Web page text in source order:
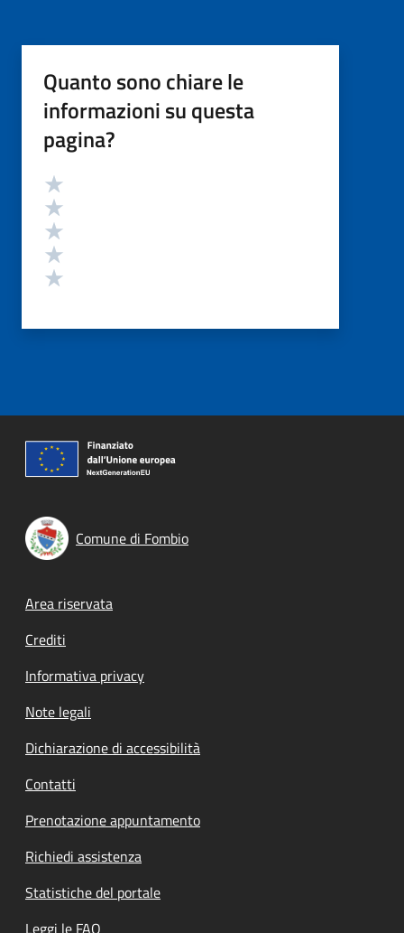
Quanto sono chiare le
informazioni su questa
pagina?
Valutazione
Comune di Fombio
Footer menu
Area riservata
Crediti
Informativa privacy
Note legali
Dichiarazione di accessibilità
Contatti
Prenotazione appuntamento
Richiedi assistenza
Statistiche del portale
Leggi le FAQ